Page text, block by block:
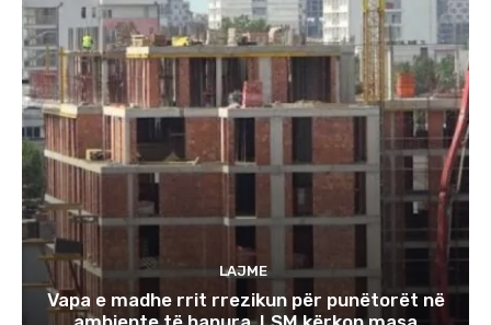
LAJME
Vapa e madhe rrit rrezikun për punëtorët në